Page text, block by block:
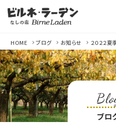
なし
HOME ブログ お知らせ ２０２２
ブロ